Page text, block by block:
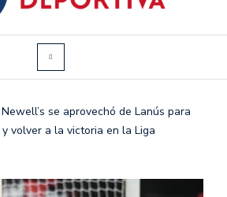
se aprovechó de Lanús para
volver a la victoria en la Liga